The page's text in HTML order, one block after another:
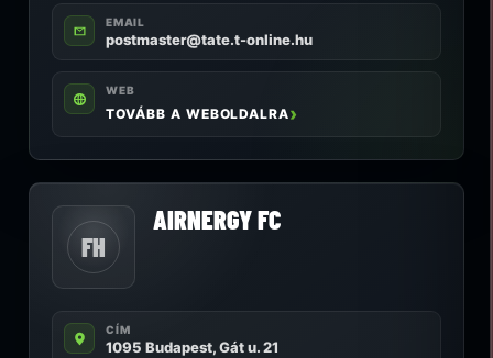
EMAIL
postmaster@tate.t-online.hu
WEB
TOVÁBB A WEBOLDALRA
FH
AIRNERGY FC
CÍM
1095 Budapest, Gát u. 21